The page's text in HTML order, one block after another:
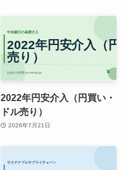
2022年円安介入（円買い・
ドル売り）
2026年7月21日